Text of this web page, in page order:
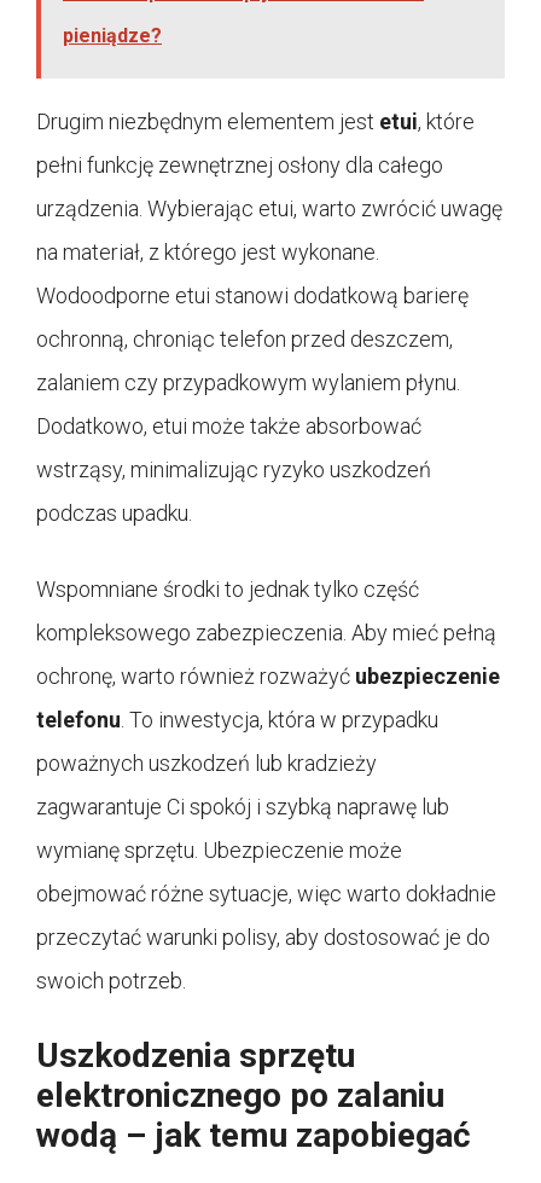
pieniądze?
Drugim niezbędnym elementem jest etui, które
pełni funkcję zewnętrznej osłony dla całego
urządzenia. Wybierając etui, warto zwrócić uwagę
na materiał, z którego jest wykonane.
Wodoodporne etui stanowi dodatkową barierę
ochronną, chroniąc telefon przed deszczem,
zalaniem czy przypadkowym wylaniem płynu.
Dodatkowo, etui może także absorbować
wstrząsy, minimalizując ryzyko uszkodzeń
podczas upadku.
Wspomniane środki to jednak tylko część
kompleksowego zabezpieczenia. Aby mieć pełną
ochronę, warto również rozważyć ubezpieczenie
telefonu . To inwestycja, która w przypadku
poważnych uszkodzeń lub kradzieży
zagwarantuje Ci spokój i szybką naprawę lub
wymianę sprzętu. Ubezpieczenie może
obejmować różne sytuacje, więc warto dokładnie
przeczytać warunki polisy, aby dostosować je do
swoich potrzeb.
Uszkodzenia sprzętu
elektronicznego po zalaniu
wodą – jak temu zapobiegać